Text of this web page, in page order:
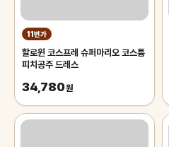
11번가
할로윈 코스프레 슈퍼마리오 코스튬
피치공주 드레스
34,780원